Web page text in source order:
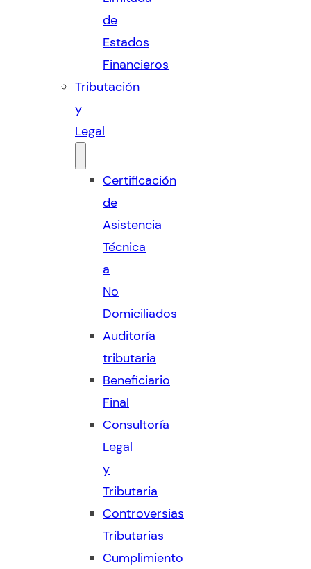
de
Estados
Financieros
Tributación
y
Legal
Certificación
de
Asistencia
Técnica
a
No
Domiciliados
Auditoría
tributaria
Beneficiario
Final
Consultoría
Legal
y
Tributaria
Controversias
Tributarias
Cumplimiento